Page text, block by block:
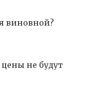
виновной?
не будут